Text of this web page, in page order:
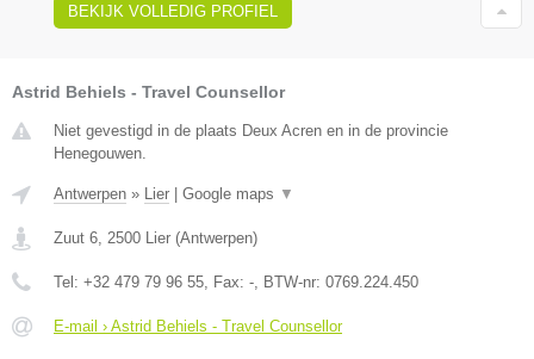
BEKIJK VOLLEDIG PROFIEL
Astrid Behiels - Travel Counsellor
Niet gevestigd in de plaats Deux Acren en in de provincie
Henegouwen.
Antwerpen » Lier Google maps ▼
Zuut 6 2500 Lier (Antwerpen)
Tel: +32 479 79 96 55 , Fax: - , BTW-nr: 0769.224.450
E-mail › Astrid Behiels - Travel Counsellor